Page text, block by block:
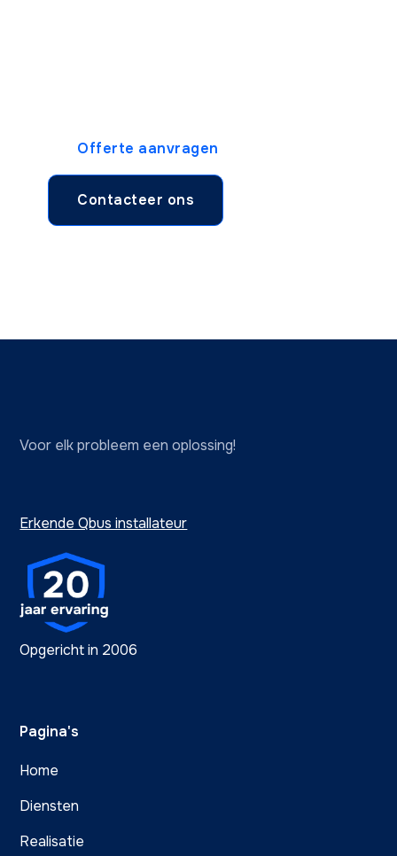
Offerte aanvragen
Contacteer ons
Voor elk probleem een oplossing!
Erkende Qbus installateur
Opgericht in 2006
Pagina's
Home
Diensten
Realisatie